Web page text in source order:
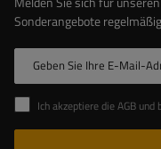
Sonderangebote
Geben Sie Ihre E-Mail-
Ich akzeptiere die AGB und bestätige,